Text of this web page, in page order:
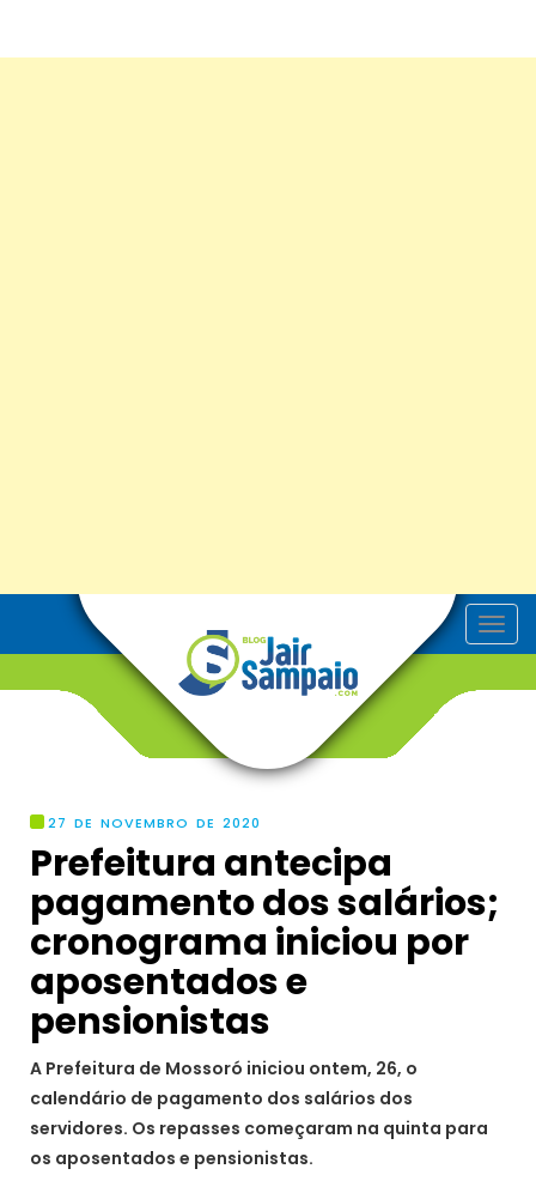
T
o
o
n
27 DE NOVEMBRO DE 2020
Prefeitura antecipa
pagamento dos salários;
cronograma iniciou por
aposentados e
pensionistas
A Prefeitura de Mossoró iniciou ontem, 26, o
calendário de pagamento dos salários dos
servidores. Os repasses começaram na quinta para
os aposentados e pensionistas.